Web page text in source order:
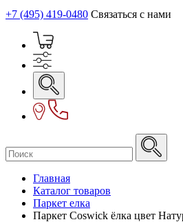
+7 (495) 419-0480 Связаться с нами
Главная
Каталог товаров
Паркет елка
Паркет Coswick ёлка цвет